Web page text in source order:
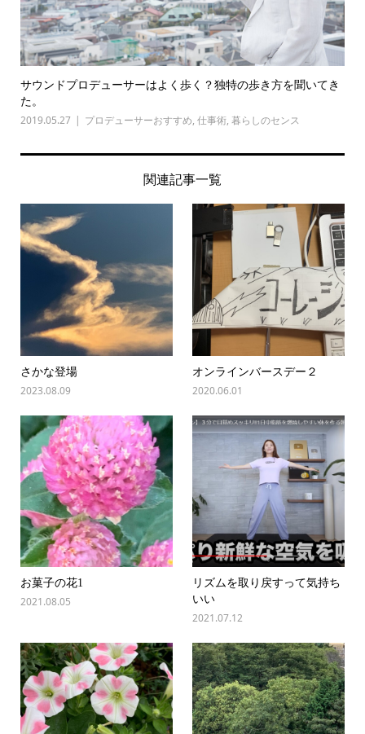
サウンドプロデューサーはよく歩く？独特の歩き方を聞いてき
た。
2019.05.27 プロデューサーおすすめ, 仕事術, 暮らしのセンス
関連記事一覧
さかな登場
2023.08.09
オンラインバースデー２
2020.06.01
お菓子の花1
2021.08.05
リズムを取り戻すって気持ち
いい
2021.07.12